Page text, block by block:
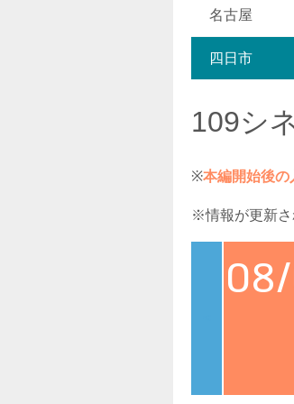
名古屋
四日市
109シ
※本編開始後の
※情報が更新さ